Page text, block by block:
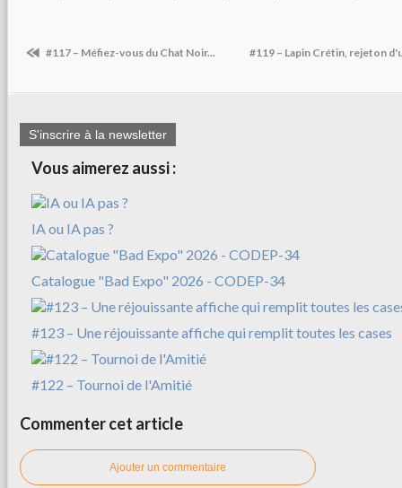
#117 – Méfiez-vous du Chat Noir... #119 – Lapin Crétin, rejeton
S'inscrire à la newsletter
Vous aimerez aussi :
IA ou IA pas ?
Catalogue "Bad Expo" 2026 - CODEP-34
#123 – Une réjouissante affiche qui remplit toutes les cases
#122 – Tournoi de l'Amitié
Commenter cet article
Ajouter un commentaire